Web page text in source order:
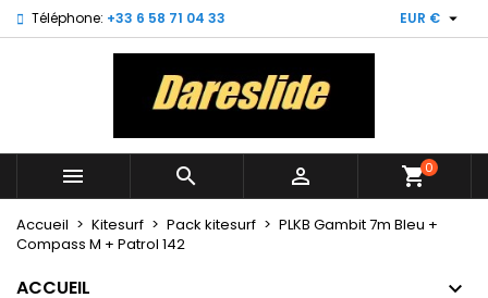
Téléphone: +33 6 58 71 04 33 EUR € 
   shopping_cart0
Accueil Kitesurf Pack kitesurf
PLKB Gambit 7m Bleu +
Compass M + Patrol 142
ACCUEIL
My wishlists ×
Create new list
Créer une liste d'envies ×
Nom de la liste d'envies
Connexion ×
Vous devez être connecté pour ajouter des produits
Annuler Connexion